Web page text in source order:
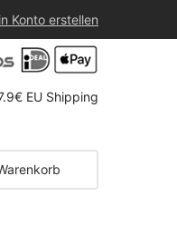
Konto erstellen
EU Shipping